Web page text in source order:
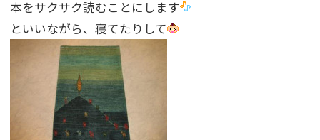
本をサクサク読むことにします
といいながら、寝てたりして